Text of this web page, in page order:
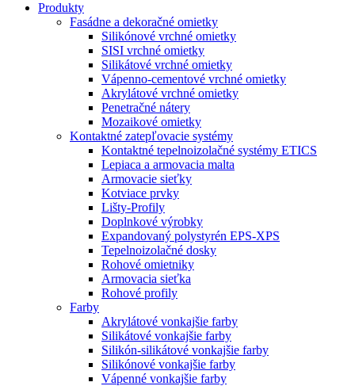
Produkty
Fasádne a dekoračné omietky
Silikónové vrchné omietky
SISI vrchné omietky
Silikátové vrchné omietky
Vápenno-cementové vrchné omietky
Akrylátové vrchné omietky
Penetračné nátery
Mozaikové omietky
Kontaktné zatepľovacie systémy
Kontaktné tepelnoizolačné systémy ETICS
Lepiaca a armovacia malta
Armovacie sieťky
Kotviace prvky
Lišty-Profily
Doplnkové výrobky
Expandovaný polystyrén EPS-XPS
Tepelnoizolačné dosky
Rohové omietniky
Armovacia sieťka
Rohové profily
Farby
Akrylátové vonkajšie farby
Silikátové vonkajšie farby
Silikón-silikátové vonkajšie farby
Silikónové vonkajšie farby
Vápenné vonkajšie farby